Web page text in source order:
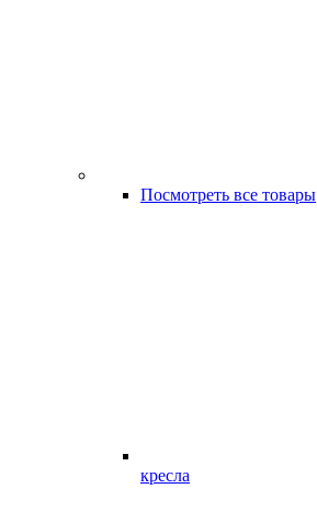
Посмотреть все товары
кресла